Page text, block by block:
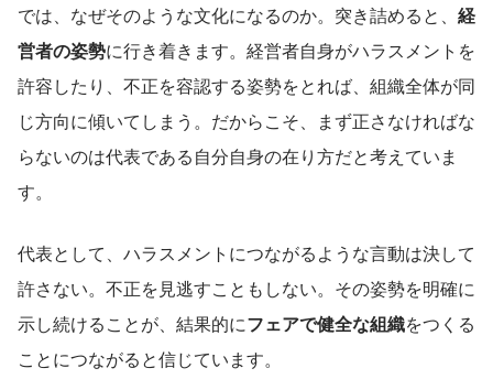
では、なぜそのような文化になるのか。突き詰めると、 経
営者の姿勢に行き着きます。経営者自身がハラスメントを
許容したり、不正を容認する姿勢をとれば、組織全体が同
じ方向に傾いてしまう。だからこそ、まず正さなければな
らないのは代表である自分自身の在り方だと考えていま
す。
代表として、ハラスメントにつながるような言動は決して
許さない。不正を見逃すこともしない。その姿勢を明確に
示し続けることが、結果的にフェアで健全な組織をつくる
ことにつながると信じています。